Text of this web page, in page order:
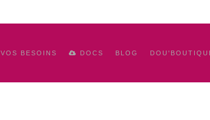
VOS BESOINS DOCS BLOG